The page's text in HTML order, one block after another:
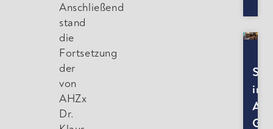
Anschließend
stand
die
Fortsetzung
der
von
AHZx
Dr.
im